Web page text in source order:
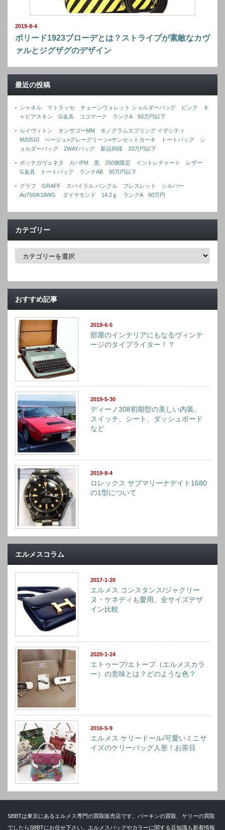
2019-8-4
ボリード1923ブローデとは？ストライプが素敵なカヴ
ァルとジグザグのデザイン
最近の投稿
シャネル マトラッセ チェーンウォレット ショルダーバッグ ピンク キ
ャビアスキン G金具 ココマーク ランクA 50万円以下
ルイヴィトン オンザゴーMM モノグラムスプリング イザシティ
M20510 ベージュ×グレーグリーン×サンセットカーキ トートバッグ シ
ョルダーバッグ 2WAYバッグ 新品同様 33万円以下
ボッテガヴェネタ カバPM 黒 250個限定 イントレチャート レザー
G金具 トートバッグ ランクAB 30万円以下
グラフ GRAFF スパイラル バングル ブレスレット シルバー
Au750/K18WG ダイヤモンド 14.2ｇ ランクA 60万円
カテゴリー
カ
ー
おすすめ記事
2019-6-5
部屋のインテリアにもなるヴィンテ
ージのタイプライター！？
2019-5-30
ディーノ308初期型の美しい内装。
スイッチ、シート、ダッシュボード
など
2019-8-4
ロレックス サブマリーナデイト1680
の1型について
エルメスコラム
2017-1-20
エルメス コンスタンス/ジャクリー
ヌ・ケネディも愛用。全サイズデザ
イン比較
2020-1-24
エトゥープ/エトープ（エルメスカラ
ー）の意味とは？どのような色？
2016-5-9
エルメス ケリードール/可愛いミニサ
イズのケリーバッグ人形！お茶目
SBBTは東京にあるエルメス専門の買取販売店です。バーキンの買取、ケリーの買取
でしたらSBBTにお任せ下さい。エルメスバッグやカラーに関する豆知識も新着情報